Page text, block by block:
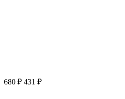
680 ₽ 431 ₽